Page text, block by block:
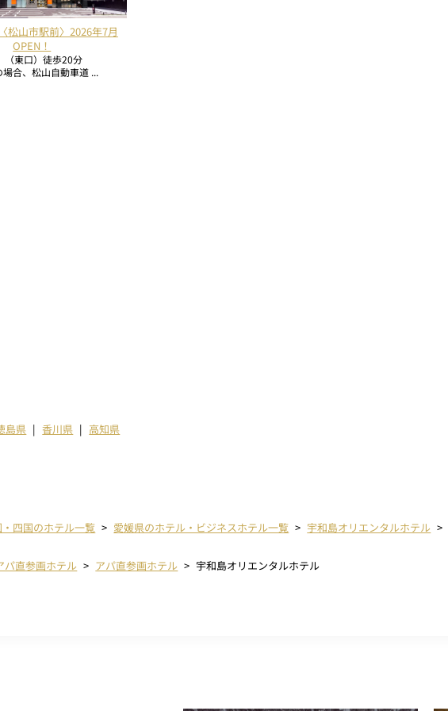
松山市駅前〉2026年7月
OPEN！
（東口）徒歩20分
場合、松山自動車道 ...
島県 香川県 高知県
・四国のホテル一覧 愛媛県のホテル・ビジネスホテル一覧 宇和島オリエンタルホテル
パ直参画ホテル アパ直参画ホテル 宇和島オリエンタルホテル